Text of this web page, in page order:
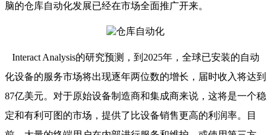
脑的仓库自动化发展已经在市场全面推广开来。
Interact Analysis的研究预测，到2025年，全球已安装的自动
化设备的服务市场将出现逐年两位数的增长，届时收入将达到
87亿美元。对于原始设备制造商和集成商来说，这将是一个稳
定和有利可图的市场，提供了比设备销售更高的利润率。目